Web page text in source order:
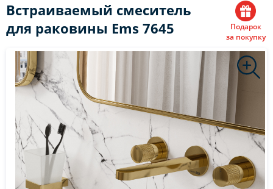
Встраиваемый смеситель
для раковины Ems 7645
Подарок
за покупку